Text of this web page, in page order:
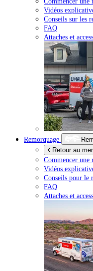
Vidéos
Conseils sur les
FAQ
Attaches et
Remorquage
Retour au
Commencer une
Vidéos
Conseils pour le
FAQ
Attaches et